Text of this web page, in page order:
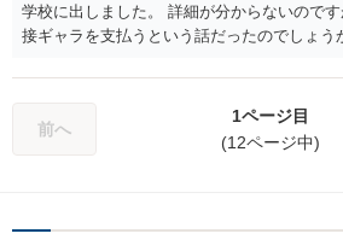
学校に出しました。 詳細が分からないので
接ギャラを支払うという話だったのでしょう
前へ
1ページ目
(12ページ中)